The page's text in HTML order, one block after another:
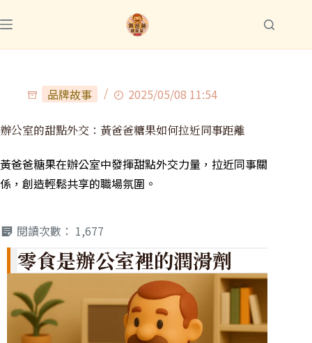
品牌故事 2025/05/08 11:54
辦公室的甜點外交：黃爸爸糖果如何拉近同事距離
黃爸爸糖果在辦公室中發揮甜點外交力量，拉近同事關
係，創造輕鬆共享的職場氛圍。
閱讀次數： 1,677
零食是辦公室裡的潤滑劑